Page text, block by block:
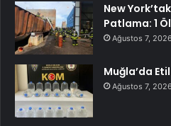
New
Patlama: 1
Ağustos 7, 2026
Muğla’da
Ağustos 7, 2026